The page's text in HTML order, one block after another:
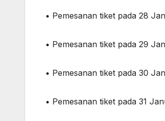
• Pemesanan tiket pada 28
• Pemesanan tiket pada 29
• Pemesanan tiket pada 30
• Pemesanan tiket pada 31